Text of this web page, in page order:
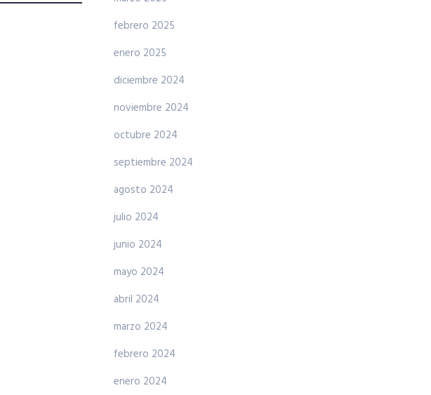
febrero 2025
enero 2025
diciembre 2024
noviembre 2024
octubre 2024
septiembre 2024
agosto 2024
julio 2024
junio 2024
mayo 2024
abril 2024
marzo 2024
febrero 2024
enero 2024